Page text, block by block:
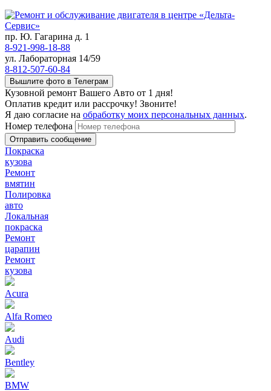
пр. Ю. Гагарина д. 1
8-921-998-18-88
ул. Лабораторная 14/59
8-812-507-60-84
Вышлите фото в Телеграм
Кузовной ремонт Вашего Авто от 1 дня!
Оплатив кредит или рассрочку! Звоните!
Я даю согласие на обработку моих персональных данных.
Номер телефона
Покраска
кузова
Ремонт
вмятин
Полировка
авто
Локальная
покраска
Ремонт
царапин
Ремонт
кузова
Acura
Alfa Romeo
Audi
Bentley
BMW